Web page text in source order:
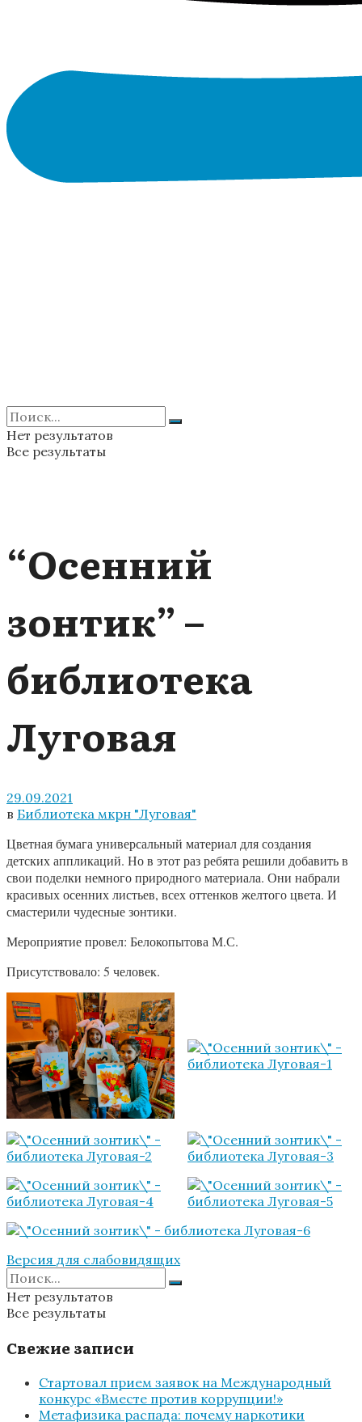
Нет результатов
Все результаты
“Осенний
зонтик” –
библиотека
Луговая
29.09.2021
в Библиотека мкрн "Луговая"
Цветная бумага универсальный материал для создания
детских аппликаций. Но в этот раз ребята решили добавить в
свои поделки немного природного материала. Они набрали
красивых осенних листьев, всех оттенков желтого цвета. И
смастерили чудесные зонтики.
Мероприятие провел: Белокопытова М.С.
Присутствовало: 5 человек.
Версия для слабовидящих
Нет результатов
Все результаты
Свежие записи
Стартовал прием заявок на Международный
конкурс «Вместе против коррупции!»
Метафизика распада: почему наркотики